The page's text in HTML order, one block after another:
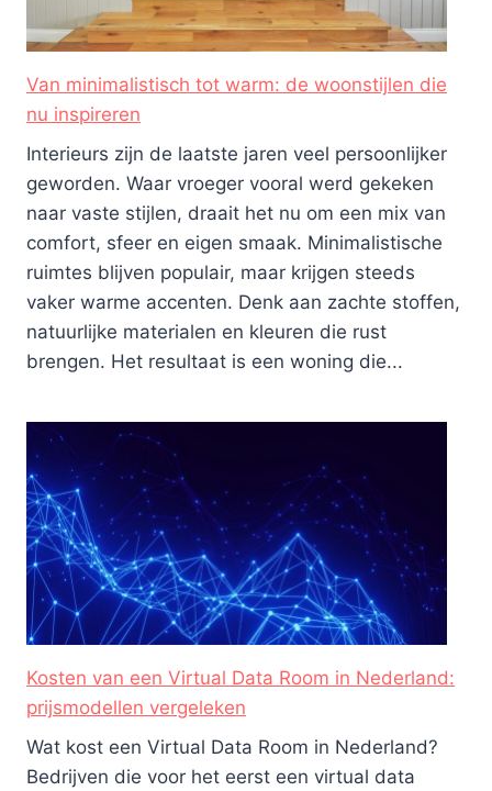
Van minimalistisch tot warm: de woonstijlen die
nu inspireren
Interieurs zijn de laatste jaren veel persoonlijker
geworden. Waar vroeger vooral werd gekeken
naar vaste stijlen, draait het nu om een mix van
comfort, sfeer en eigen smaak. Minimalistische
ruimtes blijven populair, maar krijgen steeds
vaker warme accenten. Denk aan zachte stoffen,
natuurlijke materialen en kleuren die rust
brengen. Het resultaat is een woning die...
Kosten van een Virtual Data Room in Nederland:
prijsmodellen vergeleken
Wat kost een Virtual Data Room in Nederland?
Bedrijven die voor het eerst een virtual data